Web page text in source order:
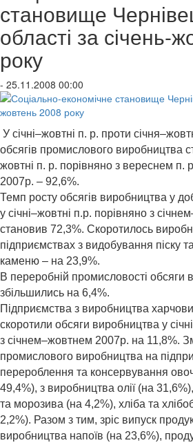
становище
області за січень-
року
- 25.11.2008 00:00
У січні–жовтні п. р. проти
обсягів промислового виробництва
жовтні п. р. порівняно з вереснем п.
2007р. – 92,6%.
Темп росту обсягів виробництва у
у січні–жовтні п.р. порівняно з
становив 72,3%. Скоротилось
підприємствах з видобування піску
каменю – на 23,9%.
В переробній промисловості обсяги
збільшились на 6,4%.
Підприємства з виробництва
скоротили обсяги виробництва у
з січнем–жовтнем 2007р. на 11,8%.
промислового виробництва на
перероблення та консервування
49,4%), з виробництва олії (на
та морозива (на 4,2%), хліба та
2,2%). Разом з тим, зріс випуск
виробництва напоїв (на 23,6%),